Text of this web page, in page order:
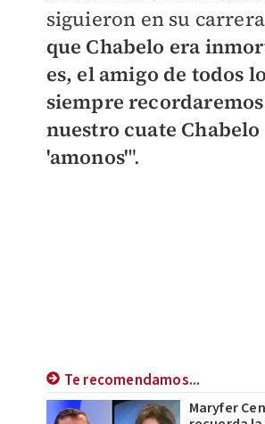
siguieron en su
que Chabelo era
es, el amigo de todos
siempre
nuestro cuate Chabelo
'amonos'".
Te recomendamos...
Maryfer